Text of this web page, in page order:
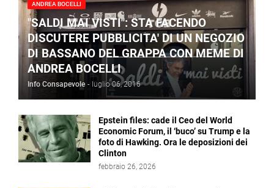
ANDREA BOCELLI
"SALDI MAI VISTI": STA FACENDO
DISCUTERE PUBBLICITA' DI UN NEGOZIO
DI BASSANO DEL GRAPPA CON MEME DI
ANDREA BOCELLI
Info Consapevole - luglio 06, 2016
Epstein files: cade il Ceo del World
Economic Forum, il ‘buco’ su Trump e la
foto di Hawking. Ora le deposizioni dei
Clinton
febbraio 26, 2026